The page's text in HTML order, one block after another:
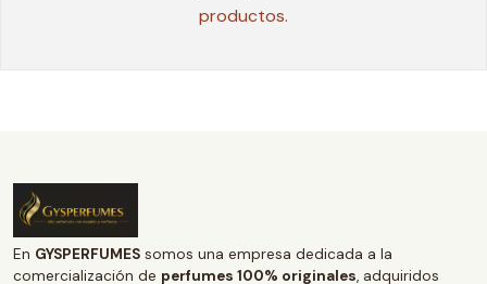
productos.
En GYSPERFUMES somos una empresa dedicada a la
comercialización de perfumes 100% originales, adquiridos